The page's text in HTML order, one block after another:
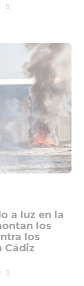
a luz en la
los
los
Cádiz